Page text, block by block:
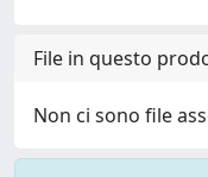
File in questo
Non ci sono file